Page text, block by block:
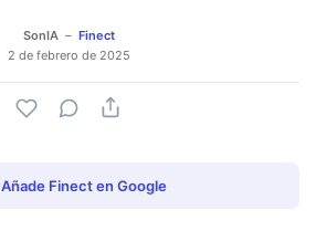
SonIA
Finect
2 de febrero de 2025
Añade Finect en Google